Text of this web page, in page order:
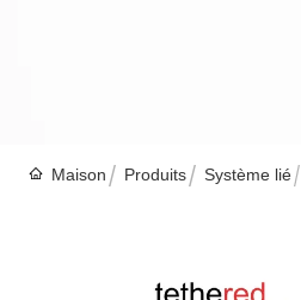
Maison Produits Système lié